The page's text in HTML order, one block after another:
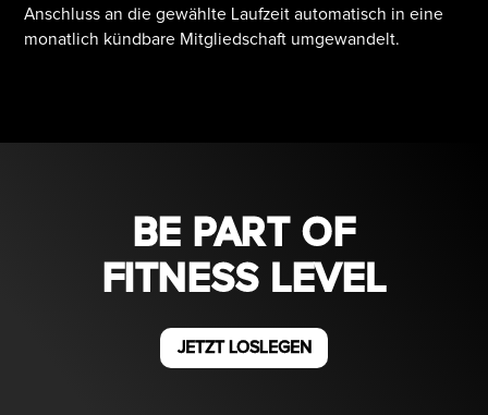
Anschluss an die gewählte Laufzeit automatisch in eine
monatlich kündbare Mitgliedschaft umgewandelt.
BE PART OF
FITNESS LEVEL
JETZT LOSLEGEN